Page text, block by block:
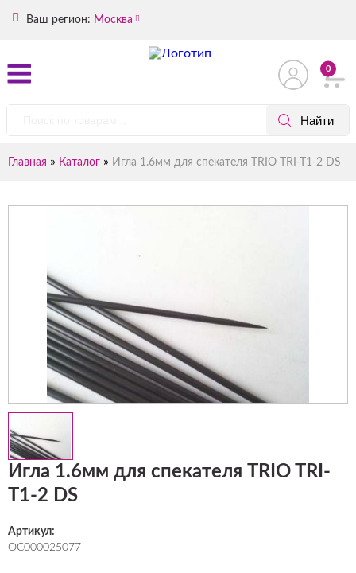
Ваш регион: Москва
0
Главная » Каталог » Игла 1.6мм для спекателя TRIO TRI-T1-2 DS
Игла 1.6мм для спекателя TRIO TRI-
T1-2 DS
Артикул:
ОС000025077